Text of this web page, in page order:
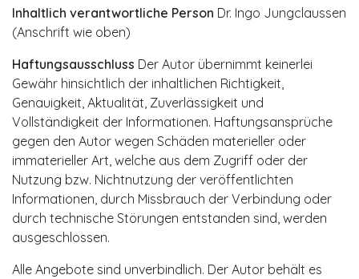
Inhaltlich verantwortliche Person Dr. Ingo Jungclaussen
(Anschrift wie oben)
Haftungsausschluss Der Autor übernimmt keinerlei
Gewähr hinsichtlich der inhaltlichen Richtigkeit,
Genauigkeit, Aktualität, Zuverlässigkeit und
Vollständigkeit der Informationen. Haftungsansprüche
gegen den Autor wegen Schäden materieller oder
immaterieller Art, welche aus dem Zugriff oder der
Nutzung bzw. Nichtnutzung der veröffentlichten
Informationen, durch Missbrauch der Verbindung oder
durch technische Störungen entstanden sind, werden
ausgeschlossen.
Alle Angebote sind unverbindlich. Der Autor behält es